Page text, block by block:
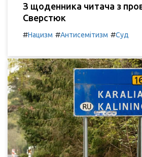
З щоденника читача з
Сверстюк
#Нацизм #Антисемітизм #Суд